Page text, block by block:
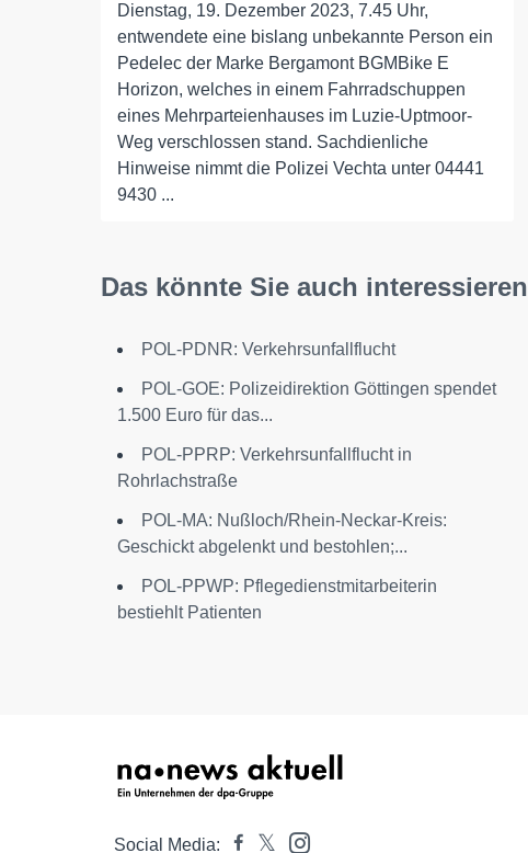
Dienstag, 19. Dezember 2023, 7.45 Uhr,
entwendete eine bislang unbekannte Person ein
Pedelec der Marke Bergamont BGMBike E
Horizon, welches in einem Fahrradschuppen
eines Mehrparteienhauses im Luzie-Uptmoor-
Weg verschlossen stand. Sachdienliche
Hinweise nimmt die Polizei Vechta unter 04441
9430 ...
Das könnte Sie auch interessieren
POL-PDNR: Verkehrsunfallflucht
POL-GOE: Polizeidirektion Göttingen spendet
1.500 Euro für das...
POL-PPRP: Verkehrsunfallflucht in
Rohrlachstraße
POL-MA: Nußloch/Rhein-Neckar-Kreis:
Geschickt abgelenkt und bestohlen;...
POL-PPWP: Pflegedienstmitarbeiterin
bestiehlt Patienten
Social Media: